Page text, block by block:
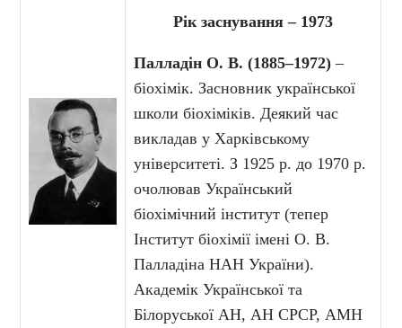
Рік заснування – 1973
Палладін О. В. (1885–1972) –
біохімік. Засновник української
школи біохіміків. Деякий час
викладав у Харківському
університеті. З 1925 р. до 1970 р.
очолював Український
біохімічний інститут (тепер
Інститут біохімії імені О. В.
Палладіна НАН України).
Академік Української та
Білоруської АН, АН СРСР, АМН